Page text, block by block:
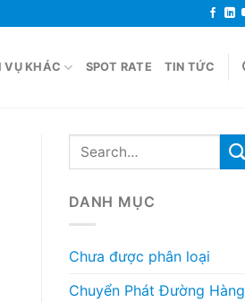
VỤ KHÁC SPOT RATE TIN TỨC
DANH MỤC
Chưa được phân loại
Chuyển Phát Đường Hàng